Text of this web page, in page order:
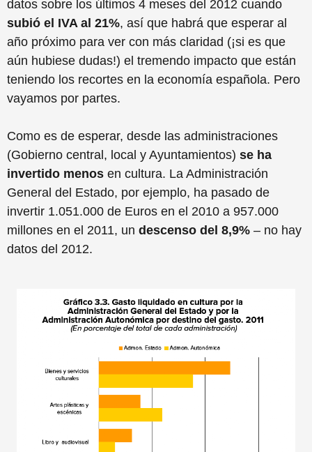
datos sobre los últimos 4 meses del 2012 cuando
subió el IVA al 21%, así que habrá que esperar al
año próximo para ver con más claridad (¡si es que
aún hubiese dudas!) el tremendo impacto que están
teniendo los recortes en la economía española. Pero
vayamos por partes.
Como es de esperar, desde las administraciones
(Gobierno central, local y Ayuntamientos) se ha
invertido menos en cultura. La Administración
General del Estado, por ejemplo, ha pasado de
invertir 1.051.000 de Euros en el 2010 a 957.000
millones en el 2011, un descenso del 8,9% – no hay
datos del 2012.